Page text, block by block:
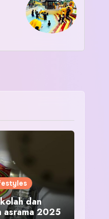
dan
asrama 2025